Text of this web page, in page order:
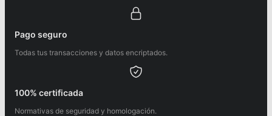
Pago seguro
Todas tus transacciones y datos encriptados.
100% certificada
Normativas de seguridad y homologación.